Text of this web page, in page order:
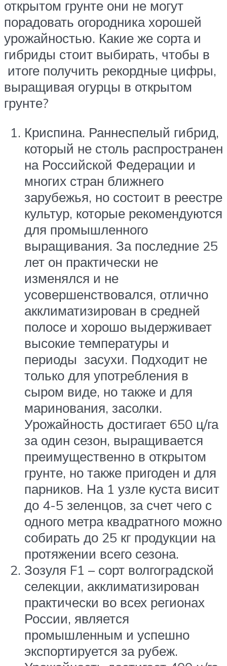
открытом грунте они не могут
порадовать огородника хорошей
урожайностью. Какие же сорта и
гибриды стоит выбирать, чтобы в
итоге получить рекордные цифры,
выращивая огурцы в открытом
грунте?
Криспина. Раннеспелый гибрид,
который не столь распространен
на Российской Федерации и
многих стран ближнего
зарубежья, но состоит в реестре
культур, которые рекомендуются
для промышленного
выращивания. За последние 25
лет он практически не
изменялся и не
усовершенствовался, отлично
акклиматизирован в средней
полосе и хорошо выдерживает
высокие температуры и
периоды засухи. Подходит не
только для употребления в
сыром виде, но также и для
маринования, засолки.
Урожайность достигает 650 ц/га
за один сезон, выращивается
преимущественно в открытом
грунте, но также пригоден и для
парников. На 1 узле куста висит
до 4-5 зеленцов, за счет чего с
одного метра квадратного можно
собирать до 25 кг продукции на
протяжении всего сезона.
Зозуля F1 – сорт волгоградской
селекции, акклиматизирован
практически во всех регионах
России, является
промышленным и успешно
экспортируется за рубеж.